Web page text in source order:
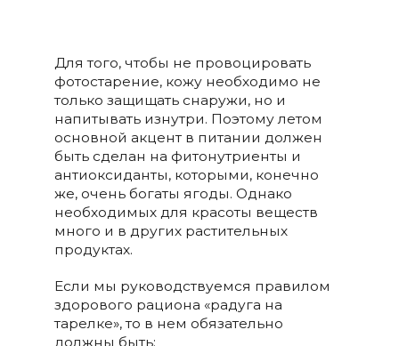
Для того, чтобы не провоцировать
фотостарение, кожу необходимо не
только защищать снаружи, но и
напитывать изнутри. Поэтому летом
основной акцент в питании должен
быть сделан на фитонутриенты и
антиоксиданты, которыми, конечно
же, очень богаты ягоды. Однако
необходимых для красоты веществ
много и в других растительных
продуктах.
Если мы руководствуемся правилом
здорового рациона «радуга на
тарелке», то в нем обязательно
должны быть: